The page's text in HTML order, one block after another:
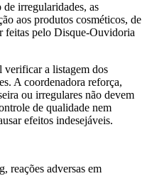
irregularidades, as
aos produtos cosméticos, de
feitas pelo Disque-Ouvidoria
verificar a listagem dos
A coordenadora reforça,
ou irregulares não devem
de qualidade nem
efeitos indesejáveis.
reações adversas em